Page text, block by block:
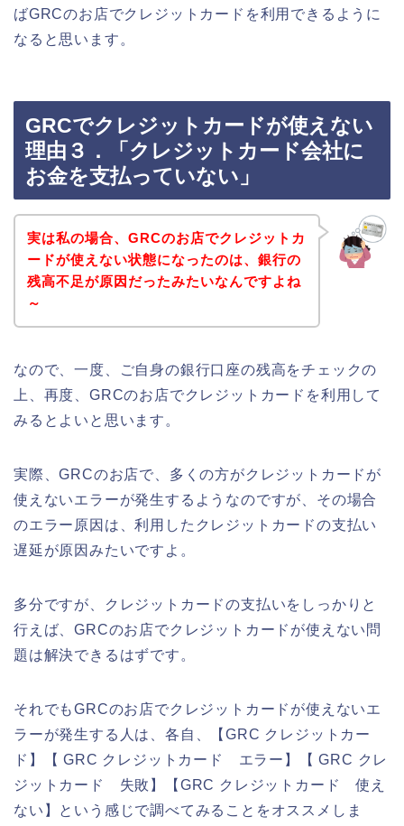
ばGRCのお店でクレジットカードを利用できるように
なると思います。
GRCでクレジットカードが使えない
理由３．「クレジットカード会社に
お金を支払っていない」
実は私の場合、GRCのお店でクレジットカ
ードが使えない状態になったのは、銀行の
残高不足が原因だったみたいなんですよね
～
なので、一度、ご自身の銀行口座の残高をチェックの
上、再度、GRCのお店でクレジットカードを利用して
みるとよいと思います。
実際、GRCのお店で、多くの方がクレジットカードが
使えないエラーが発生するようなのですが、その場合
のエラー原因は、利用したクレジットカードの支払い
遅延が原因みたいですよ。
多分ですが、クレジットカードの支払いをしっかりと
行えば、GRCのお店でクレジットカードが使えない問
題は解決できるはずです。
それでもGRCのお店でクレジットカードが使えないエ
ラーが発生する人は、各自、【GRC クレジットカー
ド】【 GRC クレジットカード エラー】【 GRC クレ
ジットカード 失敗】【GRC クレジットカード 使え
ない】という感じで調べてみることをオススメしま